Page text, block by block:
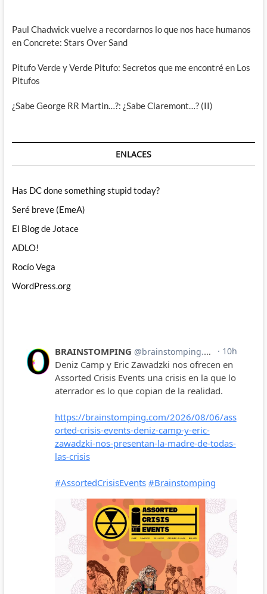
Paul Chadwick vuelve a recordarnos lo que nos hace humanos
en Concrete: Stars Over Sand
Pitufo Verde y Verde Pitufo: Secretos que me encontré en Los
Pitufos
¿Sabe George RR Martin…?: ¿Sabe Claremont…? (II)
ENLACES
Has DC done something stupid today?
Seré breve (EmeA)
El Blog de Jotace
ADLO!
Rocío Vega
WordPress.org